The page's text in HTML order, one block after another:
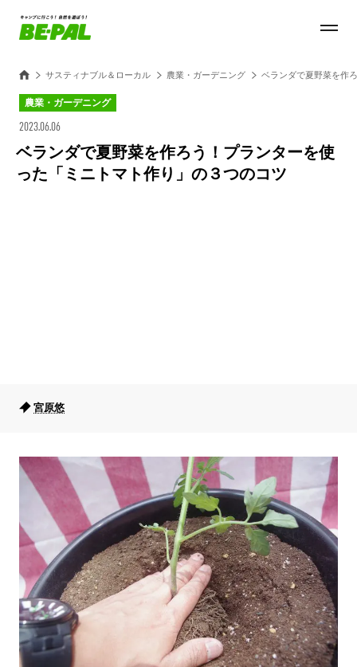
サスティナブル＆ローカル 農業・ガーデニング ベランダで夏野菜を作
農業・ガーデニング
2023.06.06
ベランダで夏野菜を作ろう！プランターを使
った「ミニトマト作り」の３つのコツ
宮原悠